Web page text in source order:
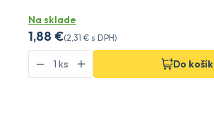
Na sklade
1,88 €(2,31 € s DPH)
Do